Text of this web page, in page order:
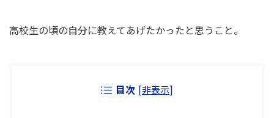
高校生の頃の自分に教えてあげたかったと思うこと。
目次 [非表示]